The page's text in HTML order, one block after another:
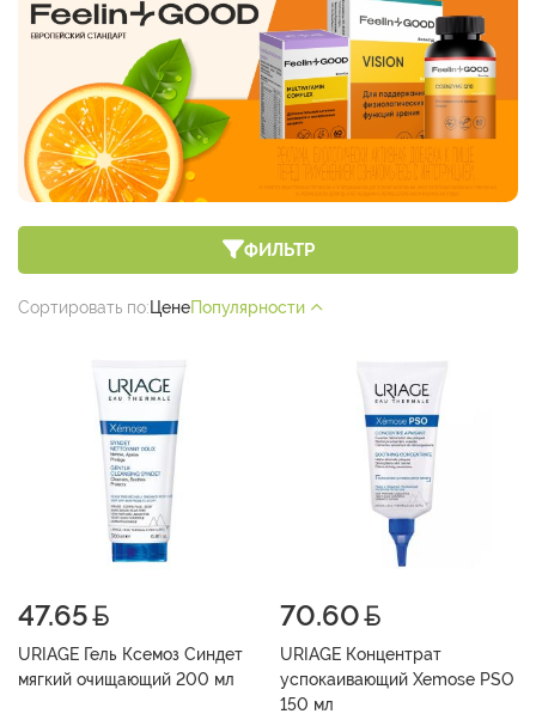
ФИЛЬТР
Сортировать по: ЦенеПопулярности
47.65
URIAGE Гель Ксемоз Синдет
мягкий очищающий 200 мл
70.60
URIAGE Концентрат
успокаивающий Xemose PSO
150 мл